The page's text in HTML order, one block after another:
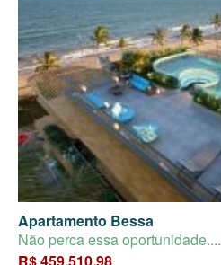
Apartamento Bessa
Não perca essa oportunidade....
R$ 459.510,98